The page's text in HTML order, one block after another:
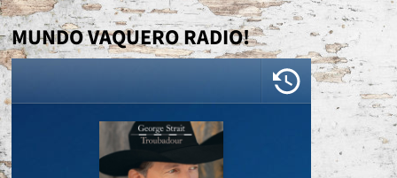
MUNDO VAQUERO RADIO!